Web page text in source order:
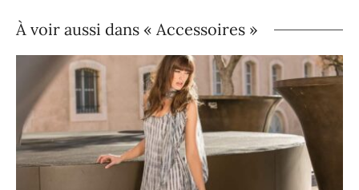
À voir aussi dans « Accessoires »